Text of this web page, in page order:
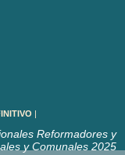
Reformadores y
y Comunales 2025